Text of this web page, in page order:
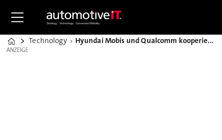
Home
Technology Hyundai Mobis und Qualcomm kooperieren bei SDV-Architekturen
ANZEIGE
ANZEIGE